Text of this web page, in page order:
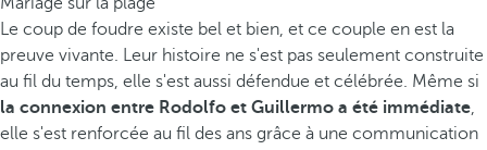
Le coup de foudre existe bel et bien, et ce couple en est la
preuve vivante. Leur histoire ne s'est pas seulement construite
au fil du temps, elle s'est aussi défendue et célébrée. Même si
la connexion entre Rodolfo et Guillermo a été immédiate,
elle s'est renforcée au fil des ans grâce à une communication